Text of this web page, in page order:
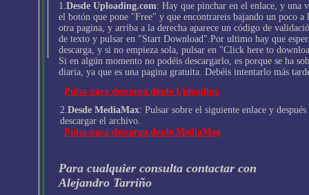
1.Desde Uploading.com: Hay que pinchar en el enlace, y una
el botón que pone "Free" y que encontrareis bajando un poco a
otra pagina, y arriba a la derecha aparece un código de
de texto y pulsar en "Start Download".Por ultimo hay que
descarga, y si no empieza sola, pulsar en "Click here to
Si en algún momento no podéis descargarlo, es porque se ha
diaria, ya que es una pagina gratuita. Debéis intentarlo más
Pulsa para descarga desde Uploading
2.Desde MediaMax: Pulsar sobre el siguiente enlace y
descargar el archivo.
Pulsa para descarga desde MediaMax
Para cualquier consulta contactar con
Alejandro Tarriño